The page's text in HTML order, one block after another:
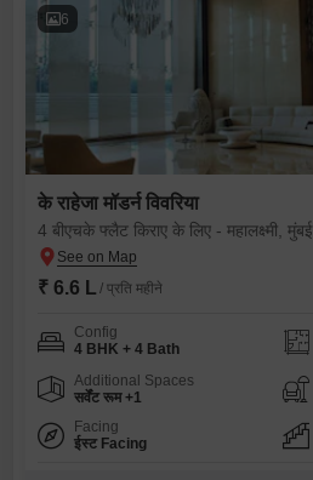
6
के राहेजा मॉडर्न विवरिया
4 बीएचके फ्लैट किराए के लिए - महालक्ष्मी, मुंबई
₹ 6.6 L / प्रति महीने
Config
4 BHK + 4 Bath
Additional Spaces
सर्वेंट रूम +1
Facing
ईस्ट Facing